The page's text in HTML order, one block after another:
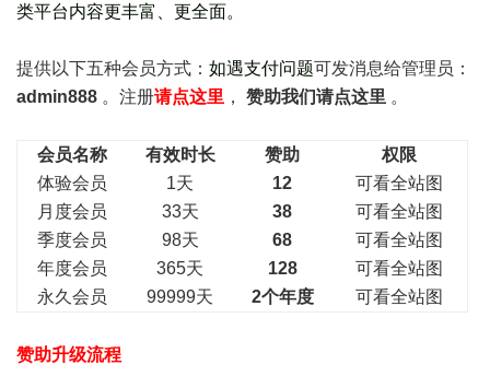
类平台内容更丰富、更全面。
提供以下五种会员方式： 如遇支付问题可发消息给管理员：
admin888 。注册请点这里 ， 赞助我们请点这里 。
会员名称 有效时长 赞助
权限
体验会员
1天 12
可看全站图
月度会员
33天 38
可看全站图
季度会员
98天 68
可看全站图
年度会员
365天 128
可看全站图
永久会员
99999天 2个年度 可看全站图
赞助升级流程